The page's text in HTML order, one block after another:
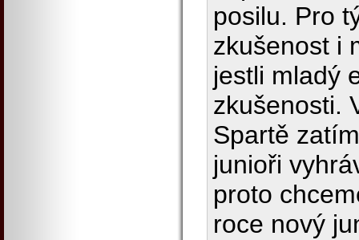
posilu. Pro
zkušenost i
jestli mladý
zkušenosti.
Spartě
junioři
proto
roce nový